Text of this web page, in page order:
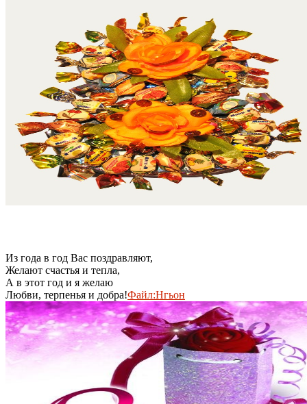
Из года в год Вас поздравляют,
Желают счастья и тепла,
А в этот год и я желаю
Любви, терпенья и добра!Файл:Нгьон